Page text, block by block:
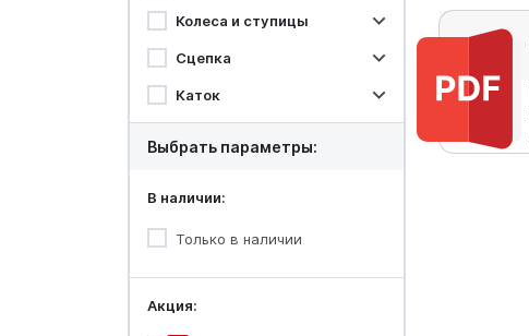
Колеса и ступицы
Сцепка
Каток
Выбрать параметры:
В наличии:
Только в наличии
Акция: